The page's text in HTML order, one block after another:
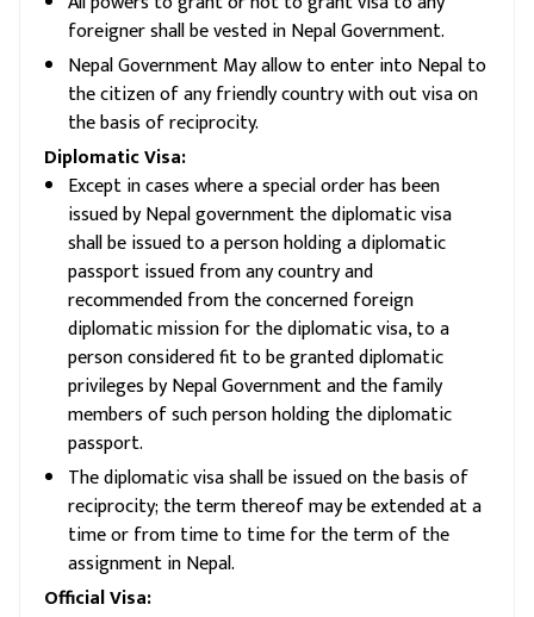
foreigner shall be vested in Nepal Government.
Nepal Government May allow to enter into Nepal to
the citizen of any friendly country with out visa on
the basis of reciprocity.
Diplomatic Visa:
Except in cases where a special order has been
issued by Nepal government the diplomatic visa
shall be issued to a person holding a diplomatic
passport issued from any country and
recommended from the concerned foreign
diplomatic mission for the diplomatic visa, to a
person considered fit to be granted diplomatic
privileges by Nepal Government and the family
members of such person holding the diplomatic
passport.
The diplomatic visa shall be issued on the basis of
reciprocity; the term thereof may be extended at a
time or from time to time for the term of the
assignment in Nepal.
Official Visa: